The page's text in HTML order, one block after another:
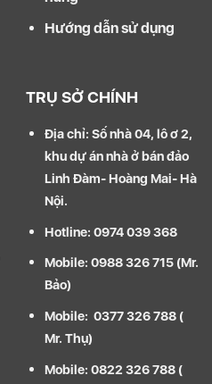
Hướng dẫn sử dụng
TRỤ SỞ CHÍNH
Địa chỉ: Số nhà 04, lô ơ 2,
khu dự án nhà ở bán đảo
Linh Đàm- Hoàng Mai- Hà
Nội.
Hotline: 0974 039 368
Mobile: 0988 326 715 (Mr.
Bảo)
Mobile: 0377 326 788 (
Mr. Thụ)
Mobile: 0822 326 788 (